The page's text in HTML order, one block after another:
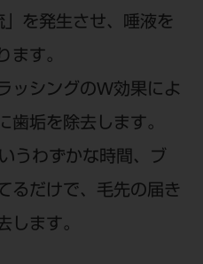
を発生させ、唾液を
ます。
ッシングのW効果によ
歯垢を除去します。
うわずかな時間、ブ
るだけで、毛先の届き
します。